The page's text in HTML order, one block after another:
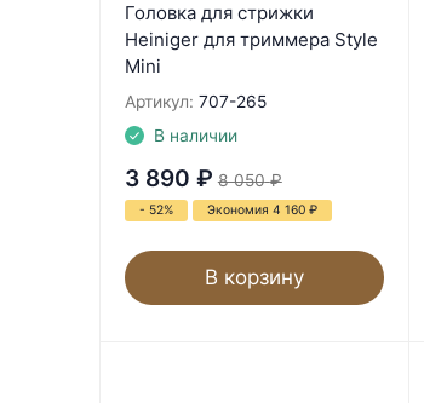
Головка для стрижки
Heiniger для триммера Style
Mini
Артикул: 707-265
В наличии
3 890 ₽ 8 050 ₽
- 52% Экономия 4 160 ₽
В корзину